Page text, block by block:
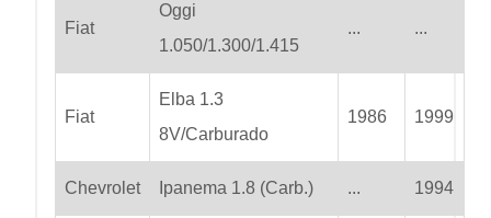
Fiat
Oggi
1.050/1.300/1.415
... ...
Fiat
Elba 1.3
8V/Carburado
1986 1999
Chevrolet Ipanema 1.8 (Carb.) ... 1994